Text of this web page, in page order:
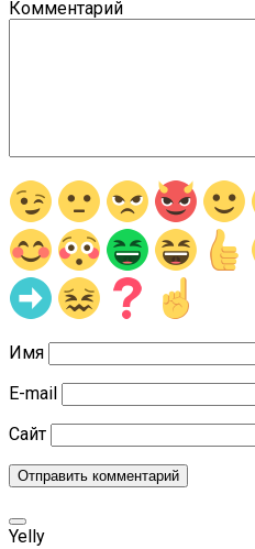
Комментарий
Имя
E-mail
Сайт
Yelly